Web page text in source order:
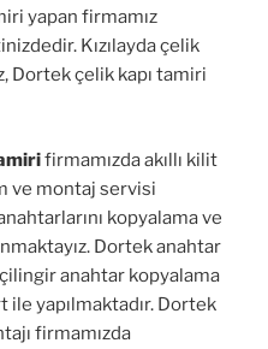
yapan firmamız
Kızılayda çelik
Dortek çelik kapı tamiri
firmamızda akıllı kilit
ve montaj servisi
kopyalama ve
Dortek anahtar
anahtar kopyalama
yapılmaktadır. Dortek
firmamızda